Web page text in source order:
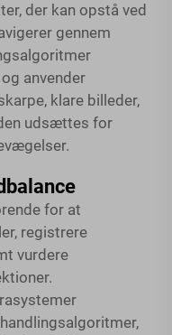
der kan opstå ved
gennem
anvender
klare billeder,
udsættes for
for at
registrere
vurdere